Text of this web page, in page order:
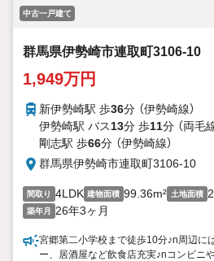
中古一戸建て
群馬県伊勢崎市連取町3106-10
1,949万円
新伊勢崎駅 歩36分 （伊勢崎線）
伊勢崎駅 バス13分 歩11分 （両毛
剛志駅 歩66分 （伊勢崎線）
群馬県伊勢崎市連取町3106-10
間取り 4LDK 建物面積 99.36m² 土地面積
築年月 26年3ヶ月
宮郷第二小学校まで徒歩10分♪n周辺に
ー、居酒屋など飲食店充実♪nコンビニ